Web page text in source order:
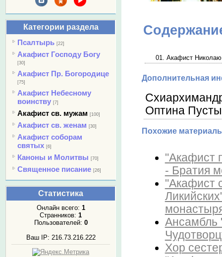
Категории раздела
Псалтырь [22]
Акафист Господу Богу
[30]
Акафист Пр. Богородице
[75]
Акафист Небесному
воинству [7]
Акафист св. мужам [100]
Акафист св. женам [30]
Акафист соборам
святых [6]
Каноны и Молитвы [70]
Священное писание [26]
Статистика
Онлайн всего: 1
Странников: 1
Пользователей: 0
Ваш IP: 216.73.216.222
01. Акафист
Дополнительная
Оптина
Похожие
"Акафист
- Братия
"Акафист
Ансамбль
Хор